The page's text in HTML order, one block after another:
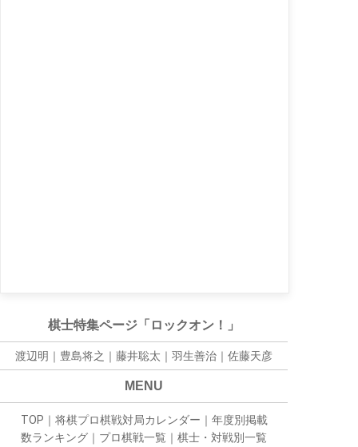
棋士特集ページ「ロックオン！」
渡辺明｜ 豊島将之 ｜ 藤井聡太 ｜ 羽生善治 ｜ 佐藤天彦
MENU
TOP ｜ 将棋プロ棋戦対局カレンダー ｜ 年度別掲載
数ランキング ｜ プロ棋戦一覧 ｜ 棋士・対戦別一覧